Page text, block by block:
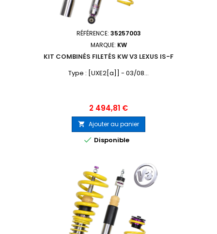
RÉFÉRENCE: 35257003
MARQUE: KW
KIT COMBINÉS FILETÉS KW V3 LEXUS IS-F
Type : [UXE2[a]] - 03/08...
Prix
2 494,81 €
 Ajouter au panier
 Disponible